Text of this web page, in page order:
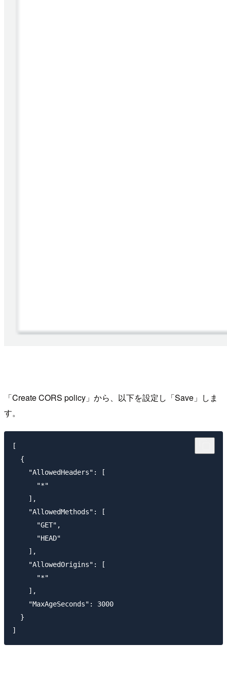
「Create CORS policy」から、以下を設定し「Save」しま
す。
[
  {
    "AllowedHeaders": [
      "*"
    ],
    "AllowedMethods": [
      "GET",
      "HEAD"
    ],
    "AllowedOrigins": [
      "*"
    ],
    "MaxAgeSeconds": 3000
  }